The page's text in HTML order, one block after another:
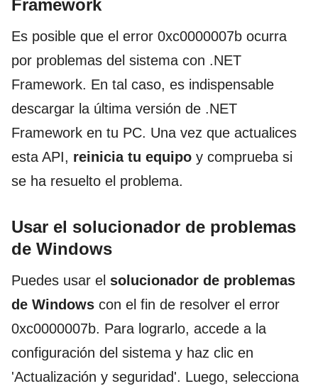
Framework
Es posible que el error 0xc0000007b ocurra
por problemas del sistema con .NET
Framework. En tal caso, es indispensable
descargar la última versión de .NET
Framework en tu PC. Una vez que actualices
esta API, reinicia tu equipo y comprueba si
se ha resuelto el problema.
Usar el solucionador de problemas
de Windows
Puedes usar el solucionador de problemas
de Windows con el fin de resolver el error
0xc0000007b. Para lograrlo, accede a la
configuración del sistema y haz clic en
'Actualización y seguridad'. Luego, selecciona